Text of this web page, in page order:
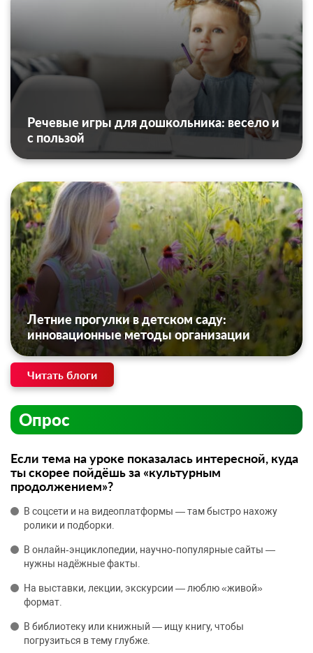
Речевые игры для дошкольника: весело и
с пользой
Летние прогулки в детском саду:
инновационные методы организации
Читать блоги
Опрос
Если тема на уроке показалась интересной, куда
ты скорее пойдёшь за «культурным
продолжением»?
В соцсети и на видеоплатформы — там быстро нахожу
ролики и подборки.
В онлайн‑энциклопедии, научно‑популярные сайты —
нужны надёжные факты.
На выставки, лекции, экскурсии — люблю «живой»
формат.
В библиотеку или книжный — ищу книгу, чтобы
погрузиться в тему глубже.